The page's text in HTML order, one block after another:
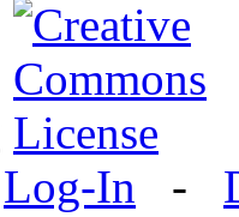
Log-In -